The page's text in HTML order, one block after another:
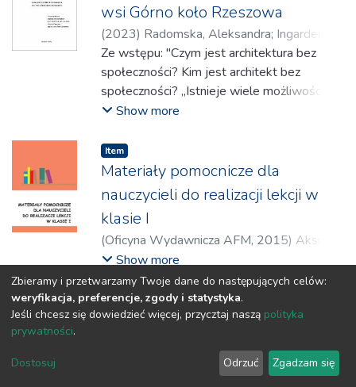
wsi Górno koło Rzeszowa
(2023) Radomska, Aleksandra; Ingarden,
Krzysztof;Urbanowicz, Piotr;Architektura
Architektura
Ze wstępu: "Czym jest architektura bez
społeczności? Kim jest architekt bez
społeczności? „Istnieje wiele możliwości
działania dla jednostki, by rozwinąć własną
architekt. Przyjmij za zasadę, że problem
należy zidentyfikować i próbować go
rozwiązać. Możesz zająć się problemem
znanym, albo wyeksponować problem
przeoczony. Zrób to sam lub stwórz zespół.
Możesz nie znać wszystkich odpowiedzi, i to
jest w porządku; bądź tylko przygotowany
do zrobienia wszystkiego czego wymaga
rozwiązanie problemu. Jeśli twoje
propozycje znajdą uznanie, może zaskoczyć
wygenerować swoim wysiłkiem.”
(Peterson, 2008, s. 103)."(...)
Show more
Item
Materiały pomocnicze dla
nauczycieli do realizacji lekcji w
klasie I
(Oficyna Wydawnicza AFM, 2015) Aksman,
Joanna;Gabzdyl, Jolanta
Show more
DSpace software copyright © 2002-2026LYRASIS
Privacy policy Regulations
Zbieramy i przetwarzamy Twoje dane do następujących celów:
weryfikacja, preferencje, zgody i statystyka.
Jeśli chcesz się dowiedzieć więcej, przycztaj naszą polityka
prywatności.
Dostosuj Odrzuć Zgadzam się